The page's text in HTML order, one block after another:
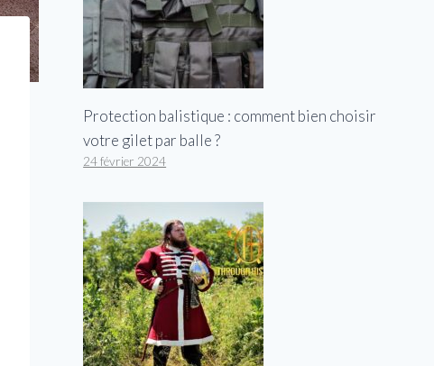
Protection balistique : comment bien choisir
votre gilet par balle ?
24 février 2024